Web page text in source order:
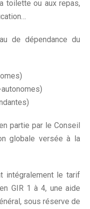
toilette ou aux repas,
de dépendance du
partie par le Conseil
globale versée à la
intégralement le tarif
GIR 1 à 4, une aide
sous réserve de